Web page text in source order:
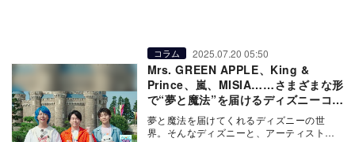
コラム 2025.07.20 05:50
Mrs. GREEN APPLE、King &
Prince、嵐、MISIA……さまざまな形
で“夢と魔法”を届けるディズニーコラ
ボ
夢と魔法を届けてくれるディズニーの世
界。そんなディズニーと、アーティストに